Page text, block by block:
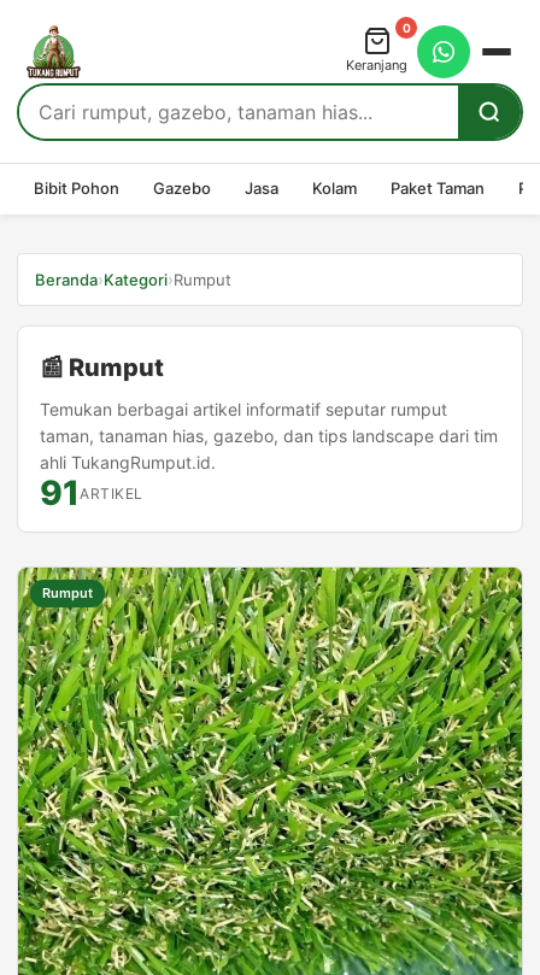
0
Keranjang
Bibit Pohon Gazebo Jasa Kolam Paket Taman
Beranda›Kategori›Rumput
📰 Rumput
Temukan berbagai artikel informatif seputar rumput
taman, tanaman hias, gazebo, dan tips landscape dari tim
ahli TukangRumput.id.
91 ARTIKEL
Rumput